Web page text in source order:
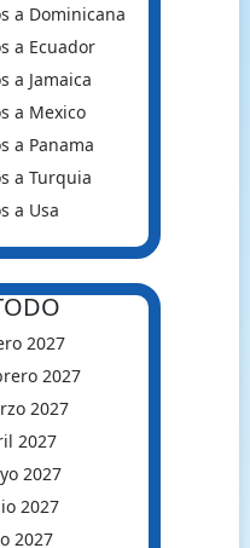
a Dominicana
a Ecuador
a Jamaica
a Mexico
a Panama
a Turquia
a Usa
2027
2027
2027
2027
2027
2027
2027